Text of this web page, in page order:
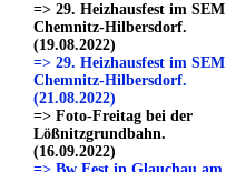
=> 29. Heizhausfest im SEM
Chemnitz-Hilbersdorf.
(19.08.2022)
=> 29. Heizhausfest im SEM
Chemnitz-Hilbersdorf.
(21.08.2022)
=> Foto-Freitag bei der
Lößnitzgrundbahn.
(16.09.2022)